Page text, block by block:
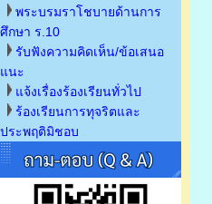
พระบรมราโชบายด้านการ
ศึกษา ร.10
รับฟังความคิดเห็น/ข้อเสนอ
แนะ
แจ้งเรื่องร้องเรียนทั่วไป
ร้องเรียนการทุจริตและ
ประพฤติมิชอบ